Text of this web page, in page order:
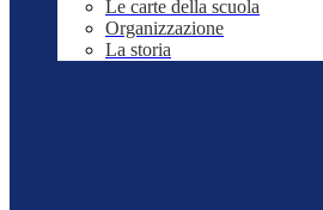
Le carte della scuola
Organizzazione
La storia